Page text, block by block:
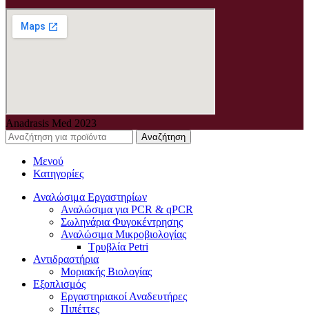
Anadrasis Med 2023
Αναζήτηση
Μενού
Κατηγορίες
Αναλώσιμα Εργαστηρίων
Αναλώσιμα για PCR & qPCR
Σωληνάρια Φυγοκέντρησης
Αναλώσιμα Μικροβιολογίας
Τρυβλία Petri
Αντιδραστήρια
Μοριακής Βιολογίας
Εξοπλισμός
Εργαστηριακοί Αναδευτήρες
Πιπέττες